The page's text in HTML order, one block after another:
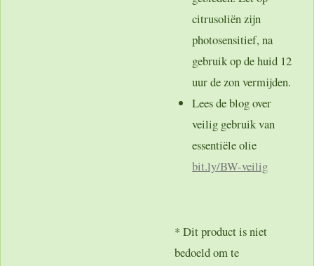
citrusoliën zijn
photosensitief, na
gebruik op de huid 12
uur de zon vermijden.
Lees de blog over
veilig gebruik van
essentiële olie
bit.ly/BW-veilig
* Dit product is niet
bedoeld om te